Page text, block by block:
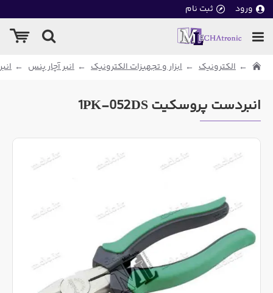
ورود ثبت نام
الکترونیک ابزار و تجهیزات الکترونیک انبر آچار پنس
انبردست پروسکیت 1PK-052DS